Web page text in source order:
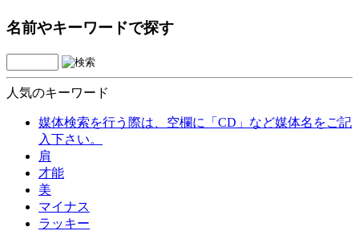
名前やキーワードで探す
人気のキーワード
媒体検索を行う際は、空欄に「CD」など媒体名をご記
入下さい。
肩
才能
美
マイナス
ラッキー